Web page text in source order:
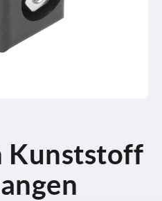
Kunststoff